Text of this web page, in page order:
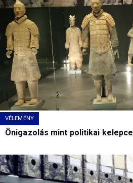
VÉLEMÉNY
Önigazolás mint politikai kelepce